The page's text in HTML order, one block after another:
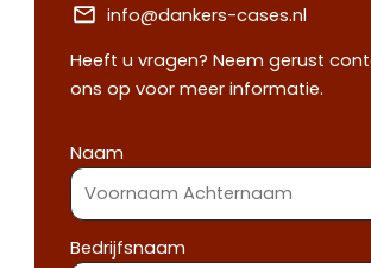
info@dankers-cases.nl
Heeft u vragen? Neem gerust
ons op voor meer informatie.
Naam
Bedrijfsnaam